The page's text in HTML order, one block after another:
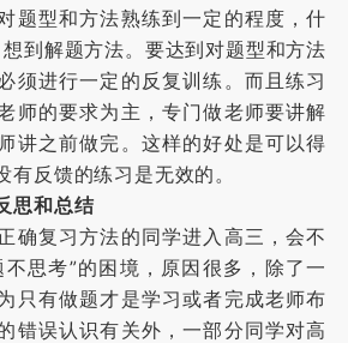
型和方法熟练到一定的程度，什
到解题方法。要达到对题型和方法
须进行一定的反复训练。而且练习
师的要求为主，专门做老师要讲解
讲之前做完。这样的好处是可以得
有反馈的练习是无效的。
思和总结
复习方法的同学进入高三，会不
不思考”的困境，原因很多，除了一
只有做题才是学习或者完成老师布
错误认识有关外，一部分同学对高